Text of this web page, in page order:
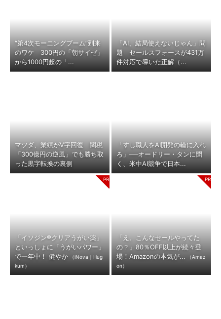
“第4次モーニングブーム”到来
のワケ 300円の「朝サイゼ」
から1000円超の「...
「AI、結局使えないじゃん」問
題 セールスフォースが431万
件対応で導いた正解（...
マツダ、業績がV字回復 関税
「300億円の逆風」でも勝ち取
った黒字転換の裏側
「すし職人をAI開発の輪に入れ
ろ」──オードリー・タンに聞
く、米中AI競争で日本...
「イソジン®クリアうがい薬」
といっしょに「うがいパワー」
で一年中！ 健やか
（iNova｜Hug
kum）
「え、こんなセールやってた
の？」80％OFF以上が続々登
場！Amazonの本気が...
（Amaz
on）